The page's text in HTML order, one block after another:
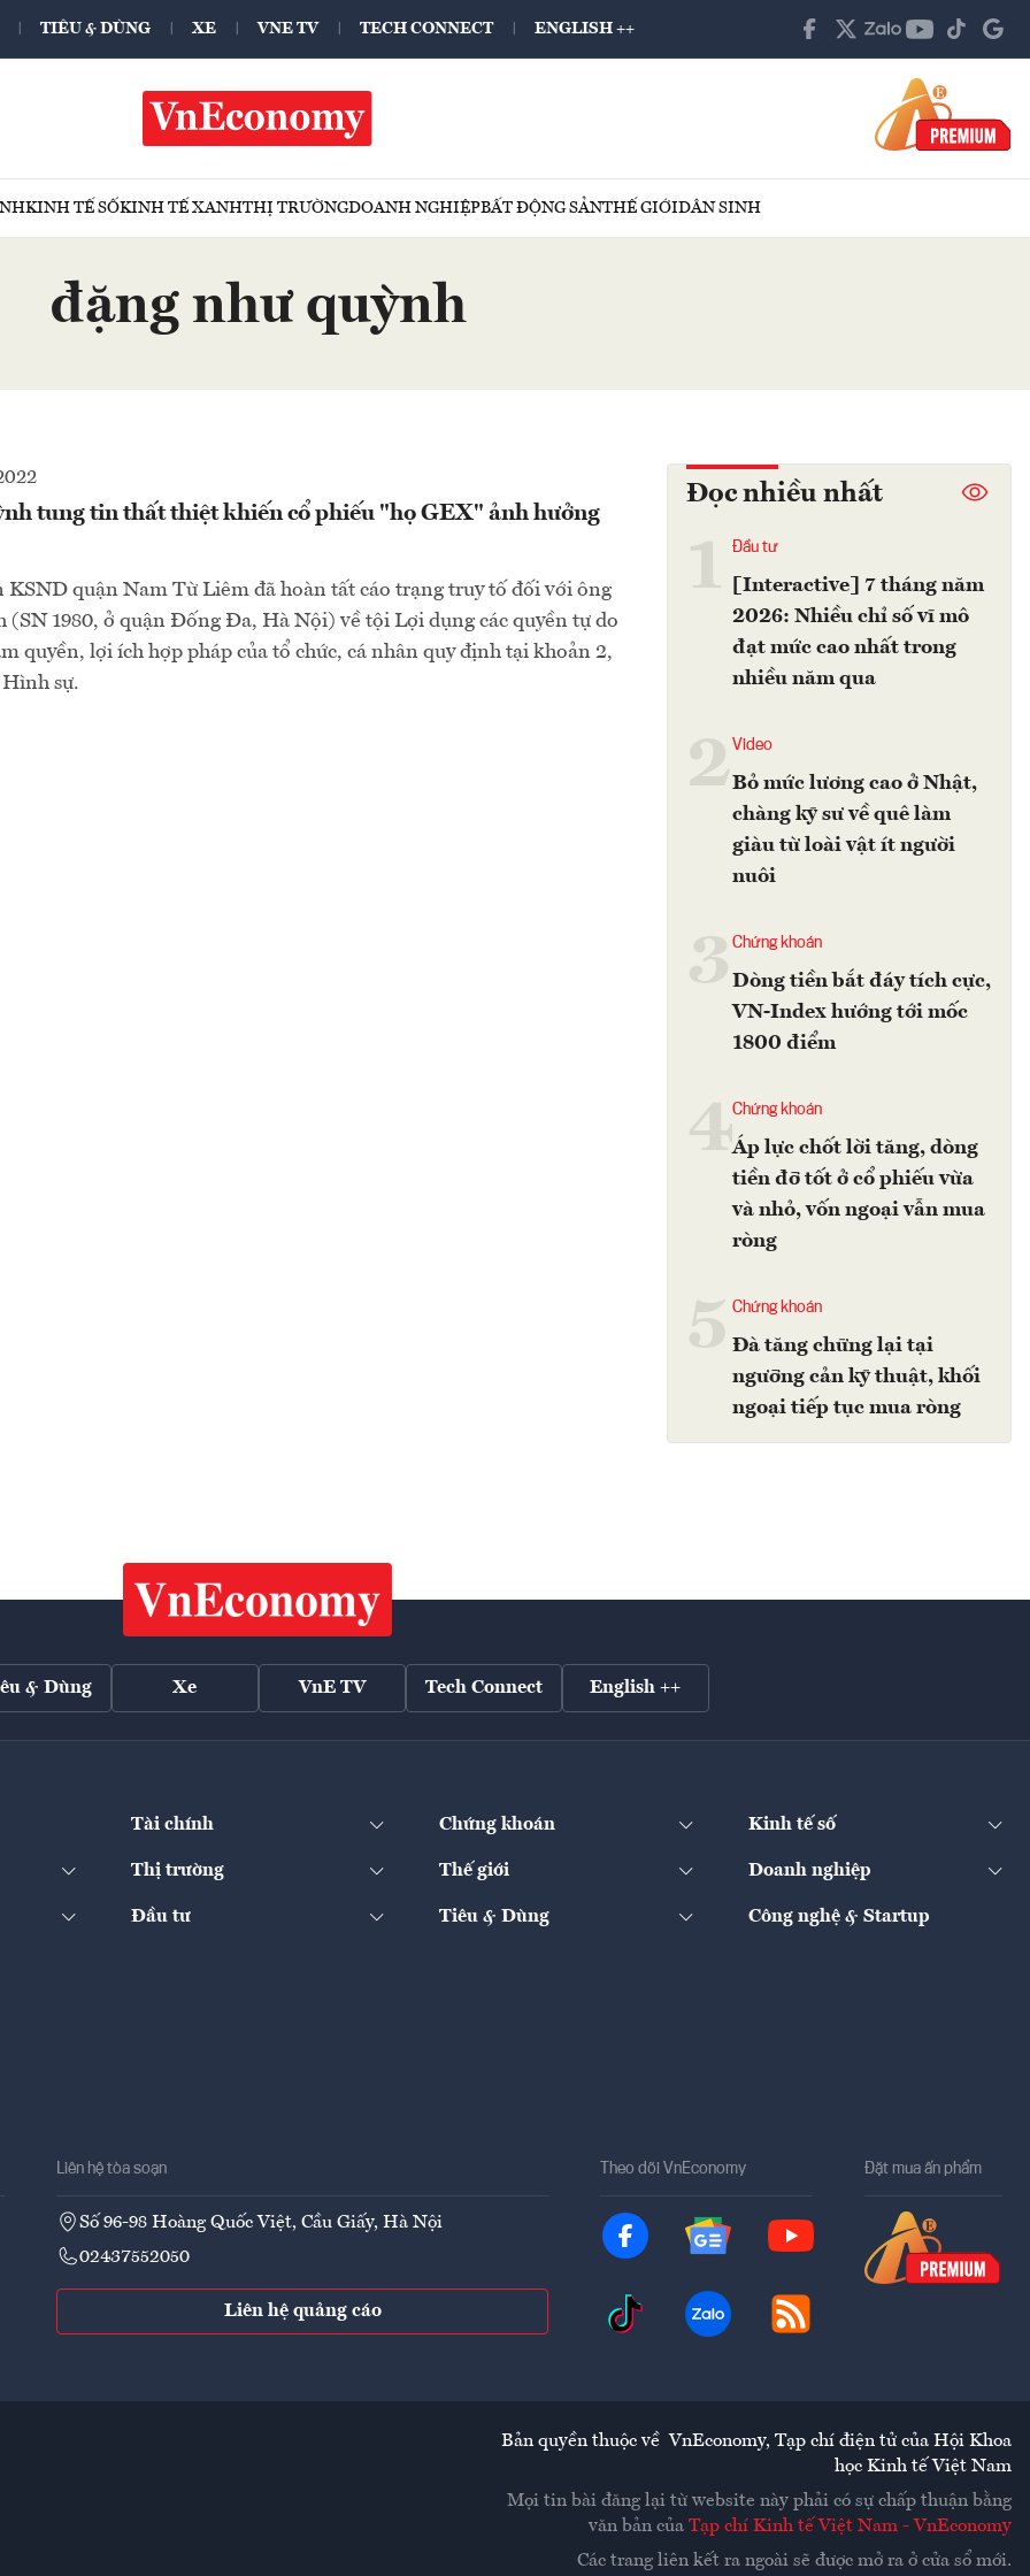
TIÊU & DÙNG XE VNE TV TECH CONNECT ENGLISH ++
KINH TẾ SỐKINH TẾ XANHTHỊ TRƯỜNGDOANH NGHIỆPBẤT ĐỘNG SẢNTHẾ GIỚIDÂN SINH
đặng như quỳnh
tung tin thất thiệt khiến cổ phiếu "họ GEX" ảnh hưởng
KSND quận Nam Từ Liêm đã hoàn tất cáo trạng truy tố đối với ông
(SN 1980, ở quận Đống Đa, Hà Nội) về tội Lợi dụng các quyền tự do
quyền, lợi ích hợp pháp của tổ chức, cá nhân quy định tại khoản 2,
sự.
Đọc nhiều nhất
Đầu tư
[Interactive] 7 tháng năm
2026: Nhiều chỉ số vĩ mô
đạt mức cao nhất trong
nhiều năm qua
2Video
Bỏ mức lương cao ở Nhật,
chàng kỹ sư về quê làm
giàu từ loài vật ít người
nuôi
Chứng khoán
Dòng tiền bắt đáy tích cực,
VN-Index hướng tới mốc
1800 điểm
4Chứng khoán
Áp lực chốt lời tăng, dòng
tiền đỡ tốt ở cổ phiếu vừa
và nhỏ, vốn ngoại vẫn mua
ròng
Chứng khoán
Đà tăng chững lại tại
ngưỡng cản kỹ thuật, khối
ngoại tiếp tục mua ròng
& Dùng Xe VnE TV Tech Connect English ++
Tài chính Chứng khoán Kinh tế số
Thị trường Thế giới Doanh nghiệp
Đầu tư Tiêu & Dùng Công nghệ & Startup
Liên hệ tòa soạn
Số 96-98 Hoàng Quốc Việt, Cầu Giấy, Hà Nội
02437552050
Liên hệ quảng cáo
Theo dõi VnEconomy Đặt mua ấn phẩm
Bản quyền thuộc về VnEconomy, Tạp chí điện tử của Hội Khoa
học Kinh tế Việt Nam
Mọi tin bài đăng lại từ website này phải có sự chấp thuận bằng
văn bản của Tạp chí Kinh tế Việt Nam - VnEconomy
Các trang liên kết ra ngoài sẽ được mở ra ở cửa sổ mới.